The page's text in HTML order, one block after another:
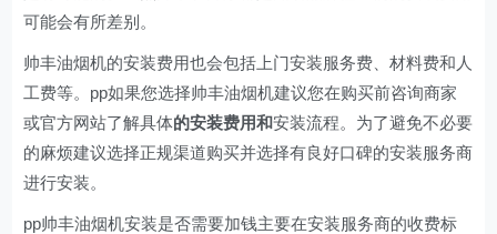
可能会有所差别。
帅丰油烟机的安装费用也会包括上门安装服务费、材料费和人
工费等。pp如果您选择帅丰油烟机建议您在购买前咨询商家
或官方网站了解具体的安装费用和安装流程。为了避免不必要
的麻烦建议选择正规渠道购买并选择有良好口碑的安装服务商
进行安装。
pp帅丰油烟机安装是否需要加钱主要在安装服务商的收费标